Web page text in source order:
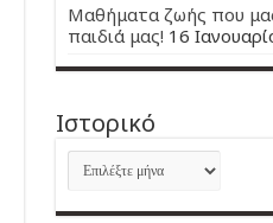
Μαθήματα ζωής που
παιδιά μας! 16
Ιστορικό
Ιστορικό